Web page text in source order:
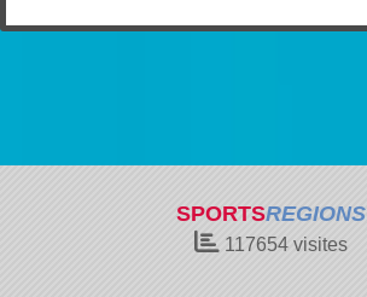
SPORTSREGIONS
117654visites